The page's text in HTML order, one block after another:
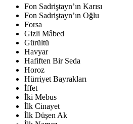
Fon Sadriştayn’ın Karısı
Fon Sadriştayn’ın Oğlu
Forsa
Gizli Mâbed
Gürültü
Havyar
Hafiften Bir Seda
Horoz
Hürriyet Bayrakları
İffet
İki Mebus
İlk Cinayet
İlk Düşen Ak